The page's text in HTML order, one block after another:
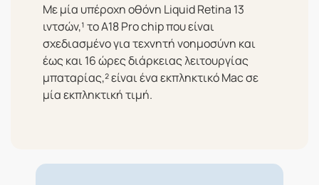
Με μία υπέροχη οθόνη Liquid Retina 13
ιντσών,¹ το A18 Pro chip που είναι
σχεδιασμένο για τεχνητή νοημοσύνη και
έως και 16 ώρες διάρκειας λειτουργίας
μπαταρίας,² είναι ένα εκπληκτικό Mac σε
μία εκπληκτική τιμή.